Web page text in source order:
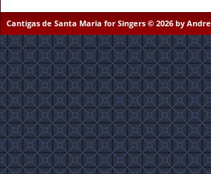
Cantigas de Santa Maria for Singers © 2026 by